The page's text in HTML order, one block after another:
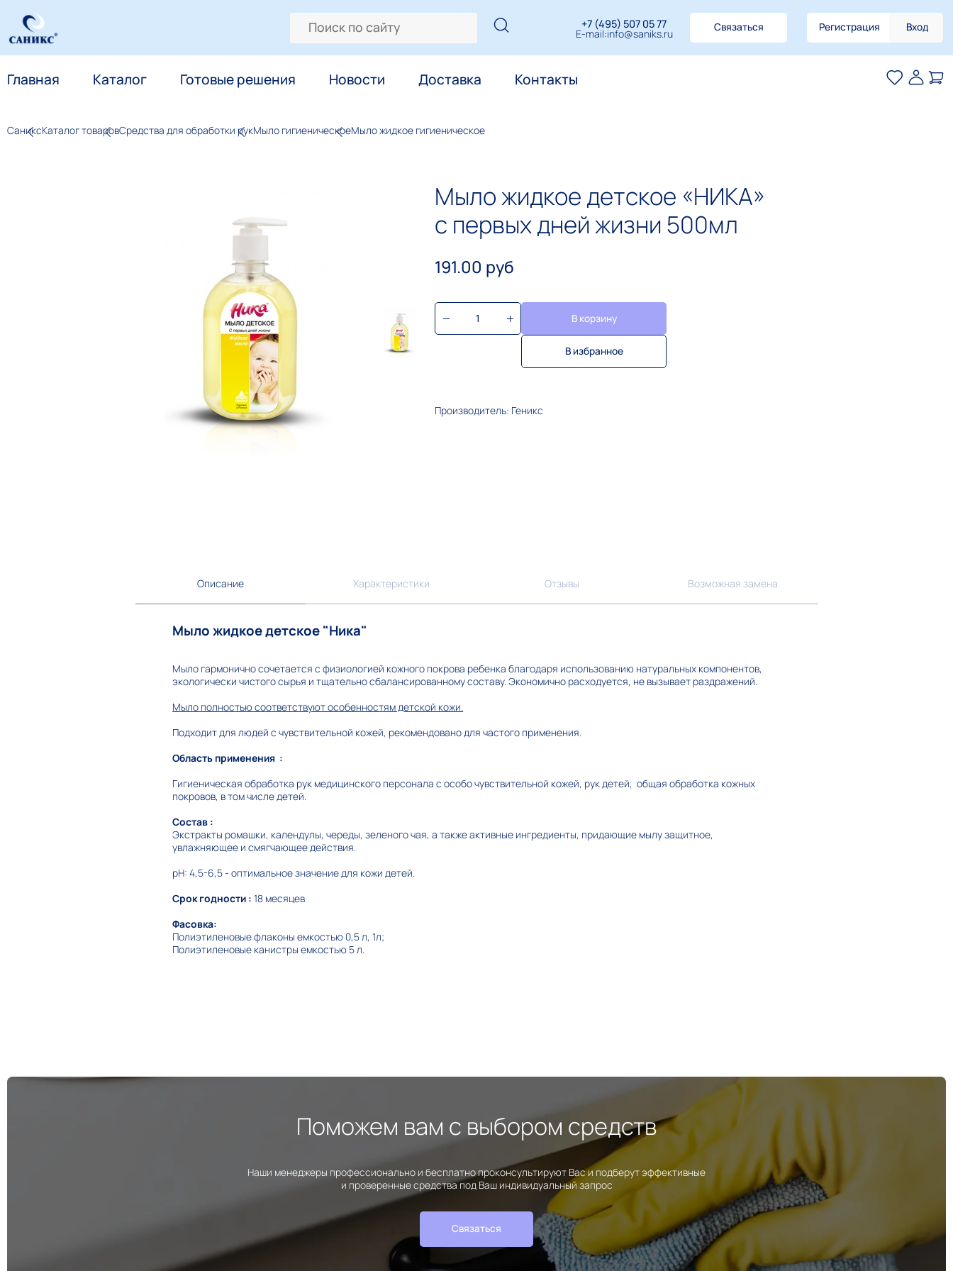
+7 (495) 507 05 77
E-mail:info@saniks.ru Связаться Регистрация Вход
Главная Каталог Готовые решения Новости Доставка Контакты
СаниксКаталог товаровСредства для обработки рукМыло гигиеническоеМыло жидкое гигиеническое
Мыло жидкое детское «НИКА»
с первых дней жизни 500мл
191.00 руб
В корзину
В избранное
Производитель: Геникс
Описание Характеристики Отзывы Возможная замена
Мыло жидкое детское "Ника"
Мыло гармонично сочетается с физиологией кожного покрова ребенка благодаря использованию натуральных компонентов,
экологически чистого сырья и тщательно сбалансированному составу. Экономично расходуется, не вызывает раздражений.
Мыло полностью соответствуют особенностям детской кожи.
Подходит для людей с чувствительной кожей, рекомендовано для частого применения.
Область применения :
Гигиеническая обработка рук медицинского персонала с особо чувствительной кожей, рук детей, общая обработка кожных
покровов, в том числе детей.
Состав :
Экстракты ромашки, календулы, череды, зеленого чая, а также активные ингредиенты, придающие мылу защитное,
увлажняющее и смягчающее действия.
pH: 4,5-6,5 - оптимальное значение для кожи детей.
Срок годности : 18 месяцев
Фасовка:
Полиэтиленовые флаконы емкостью 0,5 л, 1л;
Полиэтиленовые канистры емкостью 5 л.
Поможем вам с выбором средств
Наши менеджеры профессионально и бесплатно проконсультируют Вас и подберут эффективные
и проверенные средства под Ваш индивидуальный запрос
Связаться